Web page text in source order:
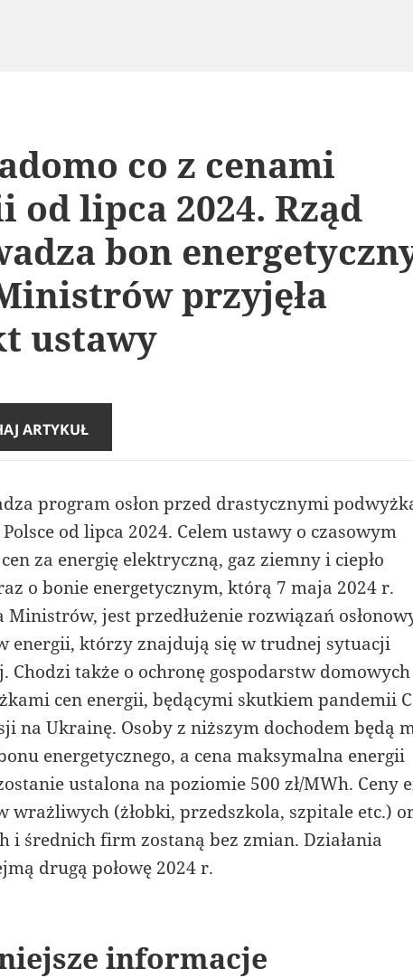
co z cenami
od lipca 2024. Rząd
bon
przyjęła
ustawy
ARTYKUŁ
program osłon przed drastycznymi
od lipca 2024. Celem ustawy o czasowym
za energię elektryczną, gaz ziemny i ciepło
o bonie energetycznym, którą 7 maja 2024 r.
Ministrów, jest przedłużenie rozwiązań
energii, którzy znajdują się w trudnej sytuacji
Chodzi także o ochronę gospodarstw domowych
cen energii, będącymi skutkiem pandemii
na Ukrainę. Osoby z niższym dochodem będą
energetycznego, a cena maksymalna energii
ustalona na poziomie 500 zł/MWh. Ceny
wrażliwych (żłobki, przedszkola, szpitale etc.)
i średnich firm zostaną bez zmian. Działania
drugą połowę 2024 r.
informacje